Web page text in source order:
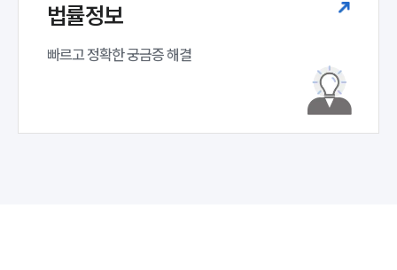
법률정보
빠르고 정확한 궁금증 해결